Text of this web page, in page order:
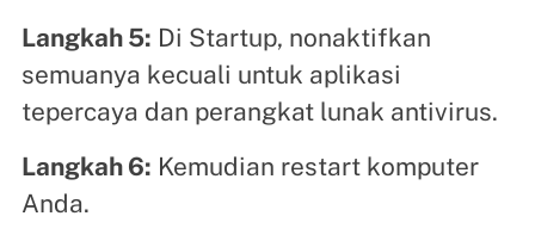
Langkah 5: Di Startup, nonaktifkan
semuanya kecuali untuk aplikasi
tepercaya dan perangkat lunak antivirus.
Langkah 6: Kemudian restart komputer
Anda.